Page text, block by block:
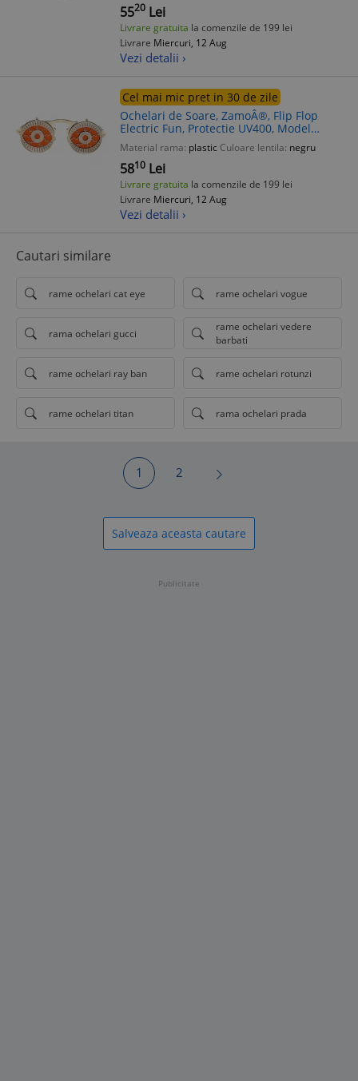
5520 Lei
Livrare gratuita la comenzile de 199 lei
Livrare Miercuri, 12 Aug
Vezi detalii ›
Cel mai mic pret in 30 de zile
Ochelari de Soare, ZamoÂ®, Flip Flop
Electric Fun, Protectie UV400, Model
Rotund, Rama Aurie, Lentil
Material rama: plastic Culoare lentila: negru
5810 Lei
Livrare gratuita la comenzile de 199 lei
Livrare Miercuri, 12 Aug
Vezi detalii ›
Cautari similare
rame ochelari cat eye rame ochelari vogue
rama ochelari gucci
rame ochelari vedere
barbati
rame ochelari ray ban rame ochelari rotunzi
rame ochelari titan rama ochelari prada
1 2
Salveaza aceasta cautare
Publicitate